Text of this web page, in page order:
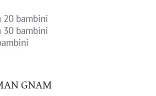
20 bambini
30 bambini
GNAM